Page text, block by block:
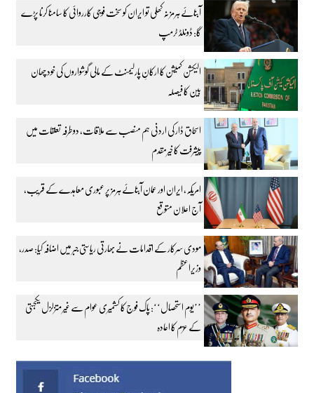
آبنائے ہرمز نہ کھلی تو ایران کو سخت فوجی کارروائی کا سامنا کرنا پڑے
گا: ڈونلڈ ٹرمپ
الیکشن کمیشن کا ارکانِ پارلیمنٹ کے مالی گوشواروں کی خود چھان
بین کا فیصلہ
اسحاق ڈار کی اردنی ہم منصب سے ملاقات، دوطرفہ تعلقات میں
پیشرفت کا خیرمقدم
امریکہ، ایران اور عمان آبنائے ہرمز پر عبوری معاہدے کے قریب،
آج اعلان متوقع
مودی سرکار کے اقدامات نے بھارتی ریاستی جبر میں اضافہ کیا: صدر،
وزیراعظم
’’یوم استحصال‘‘: پاک فوج کا کشمیری عوام سے غیر متزلزل یکجہتی
کے عزم کا اعادہ